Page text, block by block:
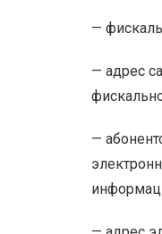
—
— адрес
—